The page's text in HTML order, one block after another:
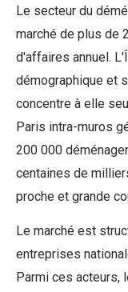
Le secteur du
marché de plus de
d'affaires annuel.
démographique et
concentre à elle
Paris intra-muros
200 000
centaines de
proche et grande
Le marché est
entreprises
Parmi ces acteurs,